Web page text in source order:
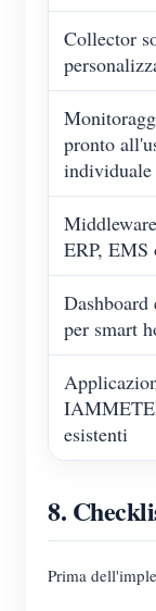
Collector
pronto
individuale
ERP, EMS
Dashboard
per smart
esistenti
8.
Prima